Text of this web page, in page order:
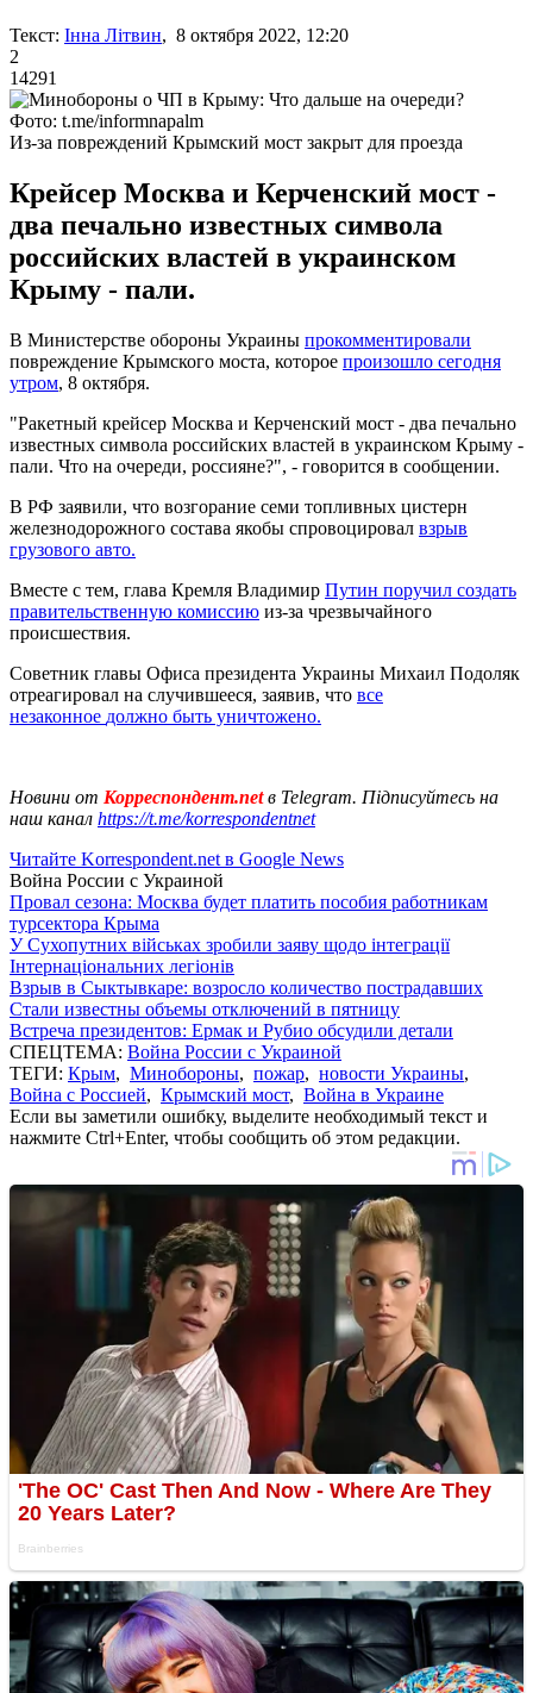
Текст: Інна Літвин, 8 октября 2022, 12:20
2
14291
Фото: t.me/informnapalm
Из-за повреждений Крымский мост закрыт для проезда
Крейсер Москва и Керченский мост -
два печально известных символа
российских властей в украинском
Крыму - пали.
В Министерстве обороны Украины прокомментировали
повреждение Крымского моста, которое произошло сегодня
утром, 8 октября.
"Ракетный крейсер Москва и Керченский мост - два печально
известных символа российских властей в украинском Крыму -
пали. Что на очереди, россияне?", - говорится в сообщении.
В РФ заявили, что возгорание семи топливных цистерн
железнодорожного состава якобы спровоцировал взрыв
грузового авто.
Вместе с тем, глава Кремля Владимир Путин поручил создать
правительственную комиссию из-за чрезвычайного
происшествия.
Советник главы Офиса президента Украины Михаил Подоляк
отреагировал на случившееся, заявив, что все
незаконное должно быть уничтожено.
Новини от Корреспондент.netв Telegram. Підписуйтесь на
наш канал https://t.me/korrespondentnet
Читайте Korrespondent.net в Google News
Война России с Украиной
Провал сезона: Москва будет платить пособия работникам
турсектора Крыма
У Сухопутних військах зробили заяву щодо інтеграції
Інтернаціональних легіонів
Взрыв в Сыктывкаре: возросло количество пострадавших
Стали известны объемы отключений в пятницу
Встреча президентов: Ермак и Рубио обсудили детали
СПЕЦТЕМА: Война России с Украиной
ТЕГИ: Крым, Минобороны, пожар, новости Украины,
Война с Россией, Крымский мост, Война в Украине
Если вы заметили ошибку, выделите необходимый текст и
нажмите Ctrl+Enter, чтобы сообщить об этом редакции.